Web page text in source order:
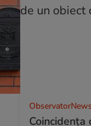
Coincidența